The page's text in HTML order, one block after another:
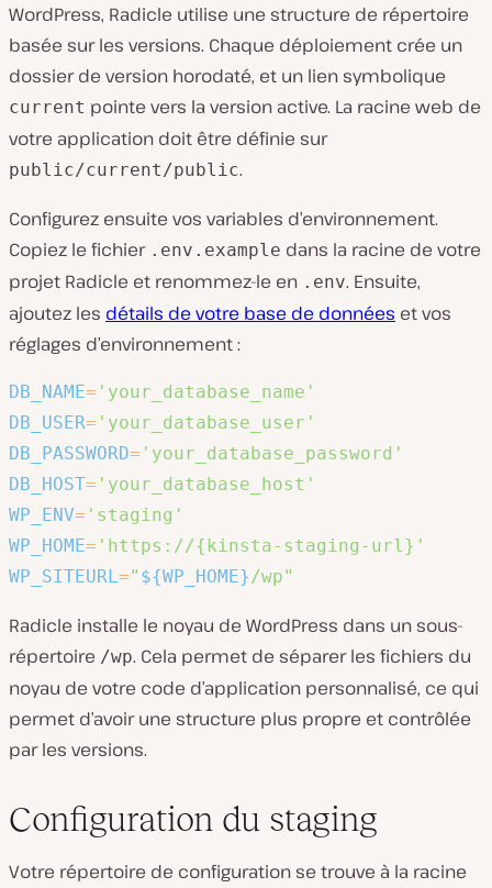
WordPress, Radicle utilise une structure de répertoire
basée sur les versions. Chaque déploiement crée un
dossier de version horodaté, et un lien symbolique
current pointe vers la version active. La racine web de
votre application doit être définie sur
public/current/public.
Configurez ensuite vos variables d’environnement.
Copiez le fichier .env.example dans la racine de votre
projet Radicle et renommez-le en .env. Ensuite,
ajoutez les détails de votre base de données et vos
réglages d’environnement :
DB_NAME= 'your_database_name'
DB_USER= 'your_database_user'
DB_PASSWORD= 'your_database_password'
DB_HOST= 'your_database_host'
WP_ENV= 'staging'
WP_HOME= 'https://{kinsta-staging-url}'
WP_SITEURL =" ${WP_HOME} /wp"
Radicle installe le noyau de WordPress dans un sous-
répertoire /wp. Cela permet de séparer les fichiers du
noyau de votre code d’application personnalisé, ce qui
permet d’avoir une structure plus propre et contrôlée
par les versions.
Configuration du staging
Votre répertoire de configuration se trouve à la racine